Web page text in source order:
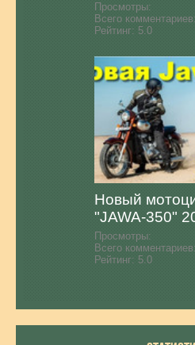
Просмотры:
Всего комментариев:
Рейтинг: 5.0
Новый
"JAWA-350"
Просмотры:
Всего комментариев:
Рейтинг: 5.0